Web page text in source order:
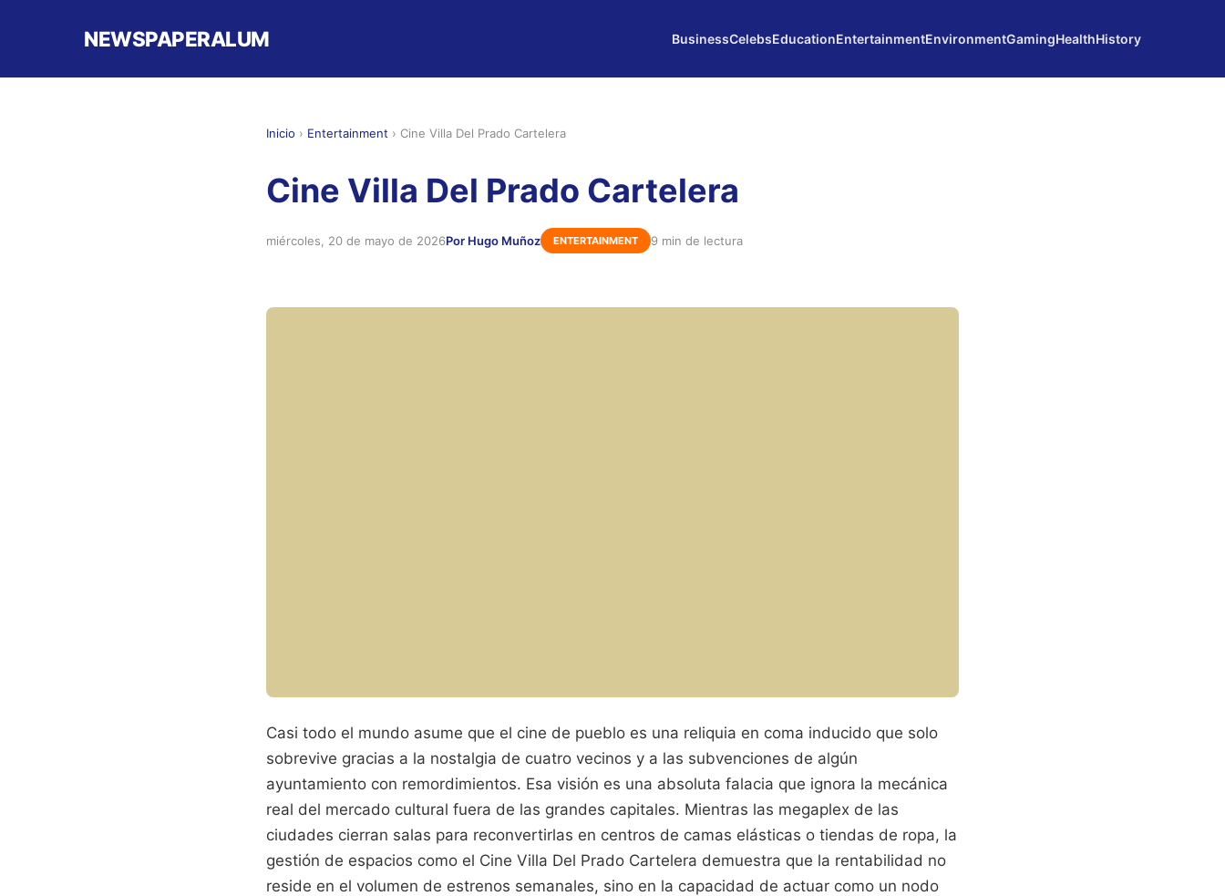
NEWSPAPERALUM BusinessCelebsEducationEntertainmentEnvironmentGamingHealthHistory
Inicio › Entertainment › Cine Villa Del Prado Cartelera
Cine Villa Del Prado Cartelera
miércoles, 20 de mayo de 2026Por Hugo Muñoz ENTERTAINMENT 9 min de lectura
Casi todo el mundo asume que el cine de pueblo es una reliquia en coma inducido que solo
sobrevive gracias a la nostalgia de cuatro vecinos y a las subvenciones de algún
ayuntamiento con remordimientos. Esa visión es una absoluta falacia que ignora la mecánica
real del mercado cultural fuera de las grandes capitales. Mientras las megaplex de las
ciudades cierran salas para reconvertirlas en centros de camas elásticas o tiendas de ropa, la
gestión de espacios como el Cine Villa Del Prado Cartelera demuestra que la rentabilidad no
reside en el volumen de estrenos semanales, sino en la capacidad de actuar como un nodo